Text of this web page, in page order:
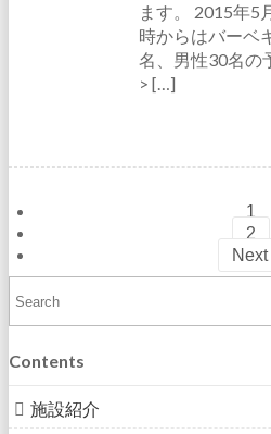
ます。 2015年5
時からはバーベ
名、男性30名の
> […]
1
2
Next
Contents
施設紹介